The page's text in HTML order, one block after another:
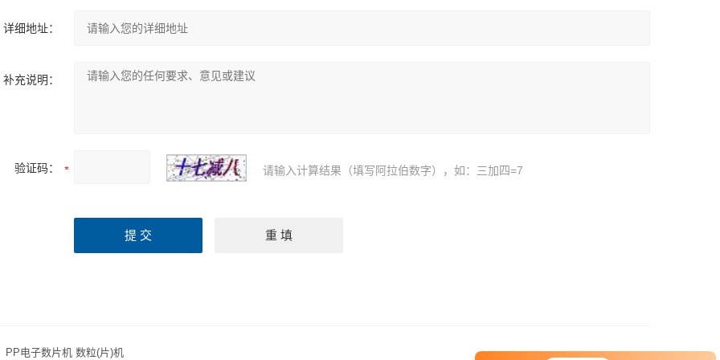
详细地址：
补充说明：
验证码： 请输入计算结果（填写阿拉伯数字），如：三加四=7
PP电子数片机 数粒(片)机